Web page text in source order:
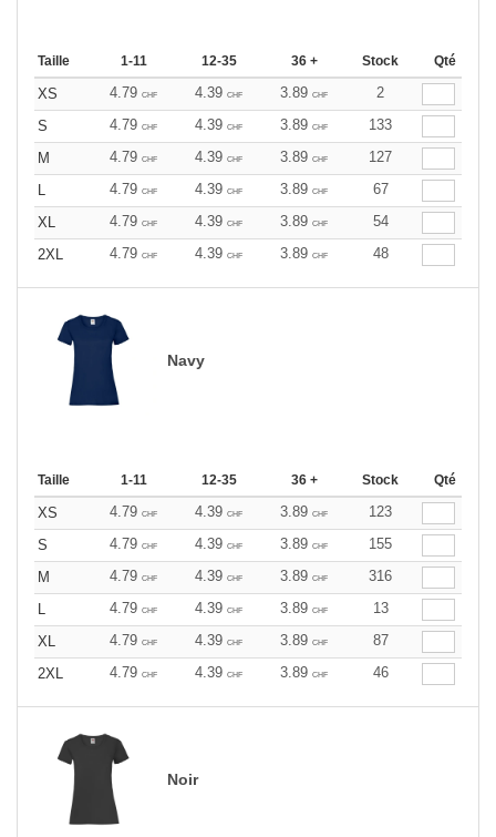
Taille 1-11 12-35 36 + Stock Qté
XS 4.79 CHF 4.39 CHF 3.89 CHF
2
S
4.79 CHF 4.39 CHF 3.89 CHF
133
M
4.79 CHF 4.39 CHF 3.89 CHF
127
L
4.79 CHF 4.39 CHF 3.89 CHF
67
XL
4.79 CHF 4.39 CHF 3.89 CHF
54
2XL
4.79 CHF 4.39 CHF 3.89 CHF 48
Navy
Taille 1-11 12-35 36 + Stock Qté
XS 4.79 CHF 4.39 CHF 3.89 CHF
123
S
4.79 CHF 4.39 CHF 3.89 CHF
155
M
4.79 CHF 4.39 CHF 3.89 CHF
316
L
4.79 CHF 4.39 CHF 3.89 CHF
13
XL
4.79 CHF 4.39 CHF 3.89 CHF
87
2XL
4.79 CHF 4.39 CHF 3.89 CHF 46
Noir